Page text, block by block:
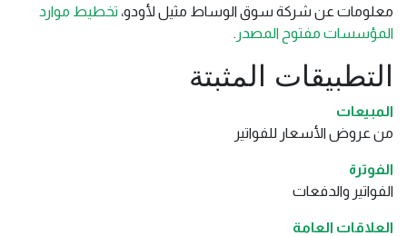
معلومات عن شركة سوق الوساط مثيل لأودو، تخطيط موارد
المؤسسات مفتوح المصدر .
التطبيقات المثبتة
المبيعات
من عروض الأسعار للفواتير
الفوترة
الفواتير والدفعات
العلاقات العامة